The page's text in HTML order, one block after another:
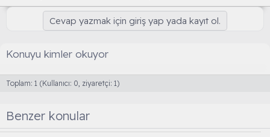
Muzisyen.net, sadece bir forum değil, aynı zamanda müzikal bilgi
ve tecrübenin paylaşıldığı, yeni dostlukların kurulduğu ve birlikte
güçlü. Hep birlikte daha da büyük başarılara imza atacağımıza
Yolculuğumuz devam ediyor ve bu yolda sizlerin varlığı en büyük
Teşekkürler iyi ki varsınız!
Cevap yazmak için giriş yap yada kayıt ol.
Konuyu kimler okuyor
Toplam: 1 (Kullanıcı: 0, ziyaretçi: 1)
Benzer konular